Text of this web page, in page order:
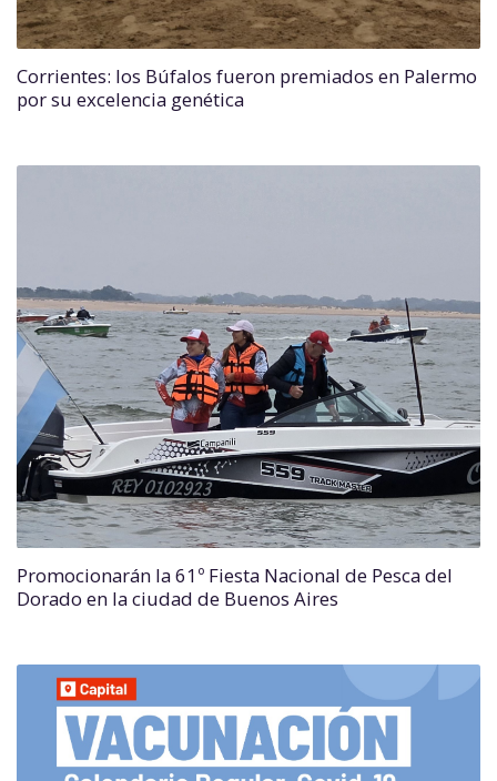
Corrientes: los Búfalos fueron premiados en Palermo
por su excelencia genética
Promocionarán la 61º Fiesta Nacional de Pesca del
Dorado en la ciudad de Buenos Aires